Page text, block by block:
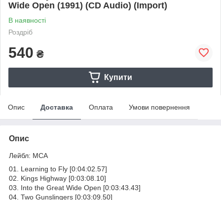
Wide Open (1991) (CD Audio) (Import)
В наявності
Роздріб
540 ₴
Купити
Опис Доставка Оплата Умови повернення
Опис
Лейбл: MCA
01. Learning to Fly [0:04:02.57]
02. Kings Highway [0:03:08.10]
03. Into the Great Wide Open [0:03:43.43]
04. Two Gunslingers [0:03:09.50]